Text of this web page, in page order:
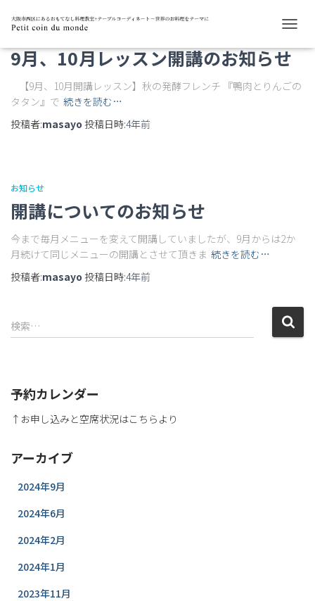
ビ
シ
レッスンスケジュール
9月、10月レッスン開講のお知らせ
【9月、10月開講レッスン】秋の発酵フレンチ 『鴨肉とりんごの
タタン』で 続きを読む…
投稿者:masayo 投稿日時:4年前
お知らせ
開講についてのお知らせ
今まで毎月メニューを変えて開講していましたが、9月からは2か
月続けて同じメニューの開講とさせて頂きま 続きを読む…
投稿者:masayo 投稿日時:4年前
検索…
予約カレンダー
↑お申し込みと空席状況はこちらより
アーカイブ
2024年9月
2024年6月
2024年2月
2024年1月
2023年11月